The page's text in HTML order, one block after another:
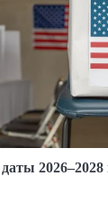
2026–2028